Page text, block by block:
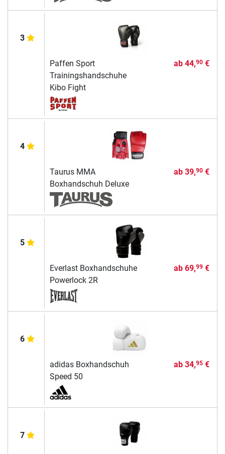
3
Paffen Sport
Trainingshandschuhe
Kibo Fight
ab 44,90€
4
Taurus MMA
Boxhandschuh Deluxe
ab 39,90€
5
Everlast Boxhandschuhe
Powerlock 2R
ab 69,99€
6
adidas Boxhandschuh
Speed 50
ab 34,95€
7